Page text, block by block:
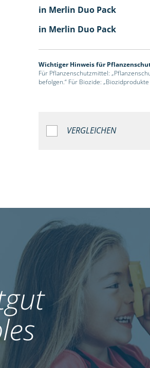
in Merlin Duo Pack
in Merlin Duo Pack
Wichtiger Hinweis für
Für Pflanzenschutzmittel:
befolgen.“ Für Biozide:
VERGLEICHEN